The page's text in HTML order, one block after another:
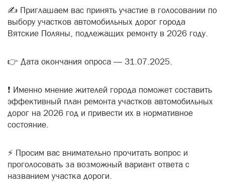
✍️ Приглашаем вас принять участие в голосовании по
выбору участков автомобильных дорог города
Вятские Поляны, подлежащих ремонту в 2026 году.
👉 Дата окончания опроса — 31.07.2025.
❗️ Именно мнение жителей города поможет составить
эффективный план ремонта участков автомобильных
дорог на 2026 год и привести их в нормативное
состояние.
⚡️ Просим вас внимательно прочитать вопрос и
проголосовать за возможный вариант ответа с
названием участка дороги.